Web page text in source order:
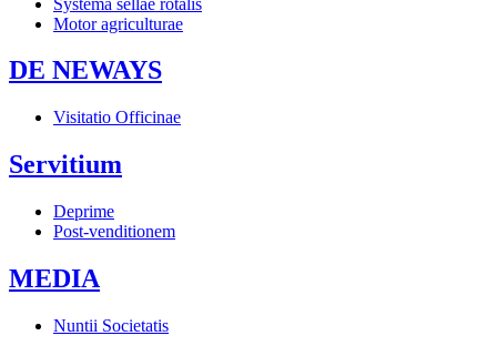
Motor agriculturae
DE NEWAYS
Visitatio Officinae
Servitium
Deprime
Post-venditionem
MEDIA
Nuntii Societatis